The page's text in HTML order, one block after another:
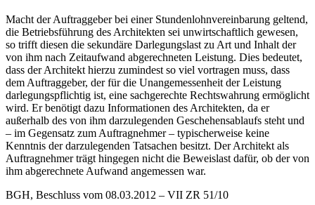
Macht der Auftraggeber bei einer Stundenlohnvereinbarung geltend,
die Betriebsführung des Architekten sei unwirtschaftlich gewesen,
so trifft diesen die sekundäre Darlegungslast zu Art und Inhalt der
von ihm nach Zeitaufwand abgerechneten Leistung. Dies bedeutet,
dass der Architekt hierzu zumindest so viel vortragen muss, dass
dem Auftraggeber, der für die Unangemessenheit der Leistung
darlegungspflichtig ist, eine sachgerechte Rechtswahrung ermöglicht
wird. Er benötigt dazu Informationen des Architekten, da er
außerhalb des von ihm darzulegenden Geschehensablaufs steht und
– im Gegensatz zum Auftragnehmer – typischerweise keine
Kenntnis der darzulegenden Tatsachen besitzt. Der Architekt als
Auftragnehmer trägt hingegen nicht die Beweislast dafür, ob der von
ihm abgerechnete Aufwand angemessen war.
BGH, Beschluss vom 08.03.2012 – VII ZR 51/10